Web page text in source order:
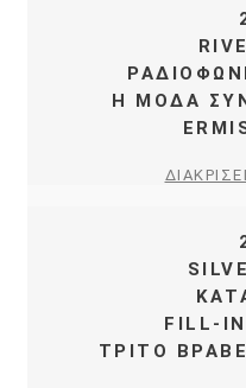
Η ΜΟΔΑ
FILL-
ΤΡΙΤΟ